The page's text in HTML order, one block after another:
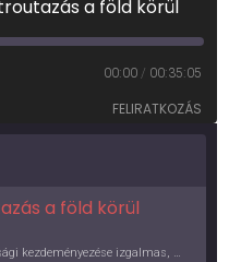
a föld körül
00:00 / 00:35:05
FELIRATKOZÁS
a föld körül
Az UNICEF Magyarország jótékonysági kezdeményezése izgalmas, egész éves világkörüli ízutazásra hív, igazi családi program és gasztroedukáció, illetve segítség a rászorulóknak is egyben.